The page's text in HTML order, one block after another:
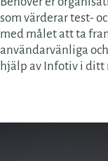
som värderar test-
med målet att ta
användarvänliga
hjälp av Infotiv i ditt